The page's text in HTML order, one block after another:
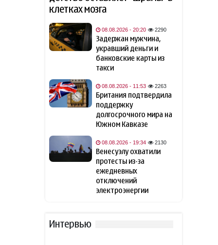
09:10
СМИ: УЕФА может начать
Инфантино
08 август 2026
"Арсенал" объявил о
Гимарайнса
22:00
В США мужчину заперли в
билборде ради рекламы
фильма- ФОТО/ВИДЕО
21:48
Психологи назвали пять
фраз, которые могут мешать
личностному и
профессиональному росту
Вэнс заявил о прогрессе на
клетках мозга
08.08.2026 - 20:20 2290
Задержан мужчина,
укравший деньги и
банковские карты из
такси
08.08.2026 - 11:53 2263
Британия подтвердила
поддержку
долгосрочного мира на
Южном Кавказе
08.08.2026 - 19:34 2130
Венесуэлу охватили
протесты из-за
ежедневных
отключений
электроэнергии
Интервью